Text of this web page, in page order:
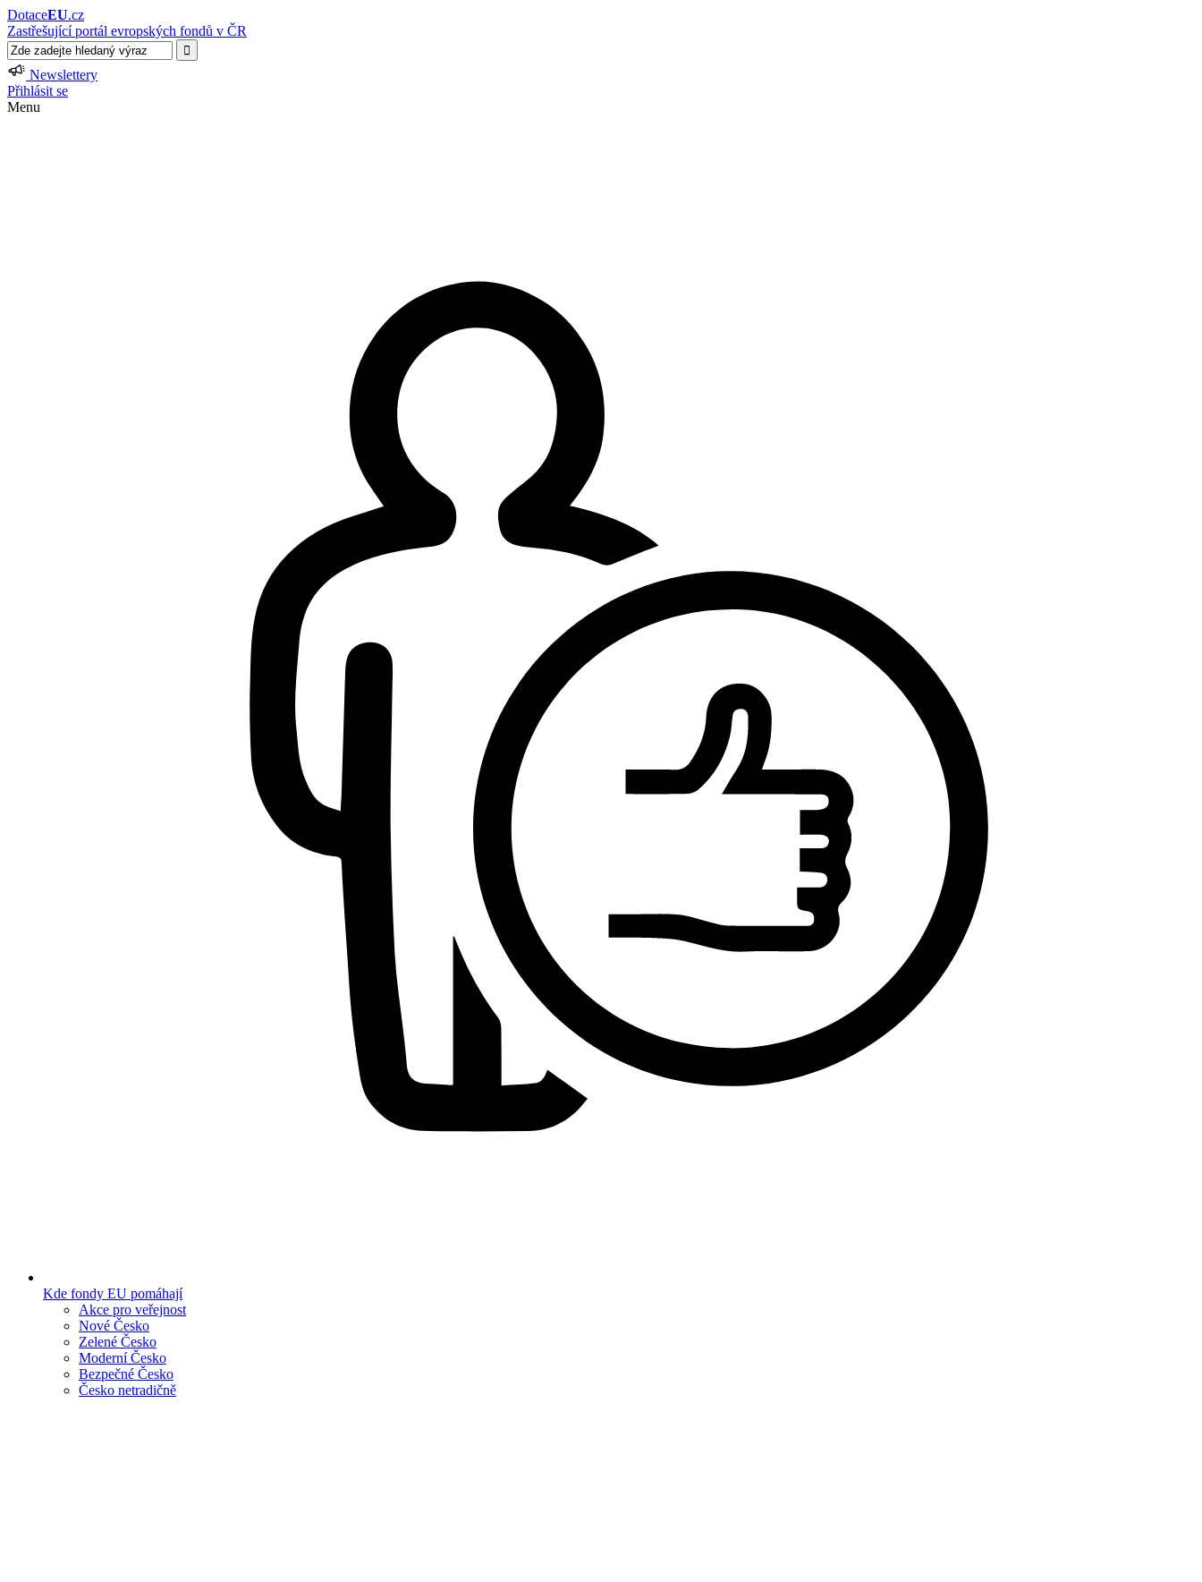
DotaceEU.cz
Zastřešující portál evropských fondů v ČR
Newslettery
Přihlásit se
Menu
Kde fondy EU pomáhají
Akce pro veřejnost
Nové Česko
Zelené Česko
Moderní Česko
Bezpečné Česko
Česko netradičně